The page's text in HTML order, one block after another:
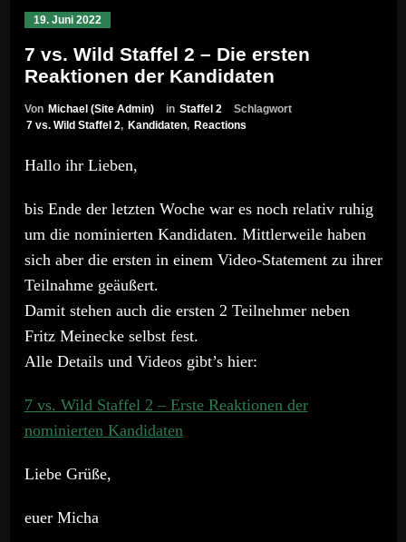
19. Juni 2022
7 vs. Wild Staffel 2 – Die ersten
Reaktionen der Kandidaten
Von Michael (Site Admin) in Staffel 2
Schlagwort
7 vs. Wild Staffel 2, Kandidaten, Reactions
Hallo ihr Lieben,
bis Ende der letzten Woche war es noch relativ ruhig
um die nominierten Kandidaten. Mittlerweile haben
sich aber die ersten in einem Video-Statement zu ihrer
Teilnahme geäußert.
Damit stehen auch die ersten 2 Teilnehmer neben
Fritz Meinecke selbst fest.
Alle Details und Videos gibt’s hier:
7 vs. Wild Staffel 2 – Erste Reaktionen der
nominierten Kandidaten
Liebe Grüße,
euer Micha